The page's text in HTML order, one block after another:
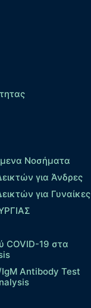
Νοσήματα
για Άνδρες
για Γυναίκες
COVID-19 στα
IgM Antibody Test